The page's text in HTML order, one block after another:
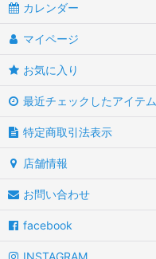
カレンダー
マイページ
お気に入り
最近チェックしたアイテム
特定商取引法表示
店舗情報
お問い合わせ
facebook